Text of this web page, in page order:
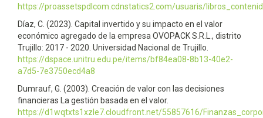
https://proassetspdlcom.cdnstatics2.com/usuaris/
Díaz, C. (2023). Capital invertido y su impacto en el valor
económico agregado de la empresa OVOPACK S.R.L., distrito
Trujillo: 2017 - 2020. Universidad Nacional de Trujillo.
https://dspace.unitru.edu.pe/items/bf84ea08-8b13-40e2-
a7d5-7e3750ecd4a8
Dumrauf, G. (2003). Creación de valor con las decisiones
financieras La gestión basada en el valor.
https://d1wqtxts1xzle7.cloudfront.net/55857616/